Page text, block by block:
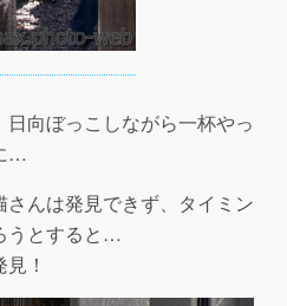
向ぼっこしながら一杯やっ
…
んは発見できず、タイミン
うとすると…
！